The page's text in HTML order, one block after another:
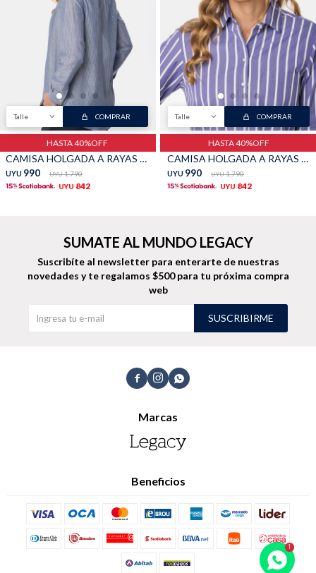
Talle COMPRAR
HASTA 40%OFF
CAMISA HOLGADA A RAYAS - Azul
UYU 990 UYU 1.790
UYU 842
Talle COMPRAR
HASTA 40%OFF
CAMISA HOLGADA A RAYAS - Azul
UYU 990 UYU 1.790
UYU 842
  
Marcas
Beneficios
SUMATE AL MUNDO LEGACY
Suscribíte al newsletter para enterarte de nuestras
novedades y te regalamos $500 para tu próxima compra
web
SUSCRIBIRME